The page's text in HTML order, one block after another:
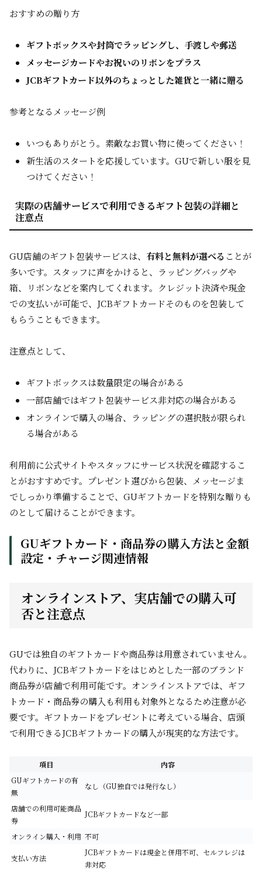
おすすめの贈り方
ギフトボックスや封筒でラッピングし、手渡しや郵送
メッセージカードやお祝いのリボンをプラス
JCBギフトカード以外のちょっとした雑貨と一緒に贈る
参考となるメッセージ例
いつもありがとう。素敵なお買い物に使ってください！
新生活のスタートを応援しています。GUで新しい服を見
つけてください！
実際の店舗サービスで利用できるギフト包装の詳細と
注意点
GU店舗のギフト包装サービスは、 有料と無料が選べる ことが
多いです。スタッフに声をかけると、ラッピングバッグや
箱、リボンなどを案内してくれます。クレジット決済や現金
での支払いが可能で、JCBギフトカードそのものを包装して
もらうこともできます。
注意点として、
ギフトボックスは数量限定の場合がある
一部店舗ではギフト包装サービス非対応の場合がある
オンラインで購入の場合、ラッピングの選択肢が限られ
る場合がある
利用前に公式サイトやスタッフにサービス状況を確認するこ
とがおすすめです。プレゼント選びから包装、メッセージま
でしっかり準備することで、GUギフトカードを特別な贈りも
のとして届けることができます。
GUギフトカード・商品券の購入方法と金額
設定・チャージ関連情報
オンラインストア、実店舗での購入可
否と注意点
GUでは独自のギフトカードや商品券は用意されていません。
代わりに、JCBギフトカードをはじめとした一部のブランド
商品券が店舗で利用可能です。オンラインストアでは、ギフ
トカード・商品券の購入も利用も対象外となるため注意が必
要です。ギフトカードをプレゼントに考えている場合、店頭
で利用できるJCBギフトカードの購入が現実的な方法です。
項目
内容
GUギフトカードの有
無
なし（GU独自では発行なし）
店舗での利用可能商品
券
JCBギフトカードなど一部
オンライン購入・利用 不可
支払い方法
JCBギフトカードは現金と併用不可、セルフレジは
非対応